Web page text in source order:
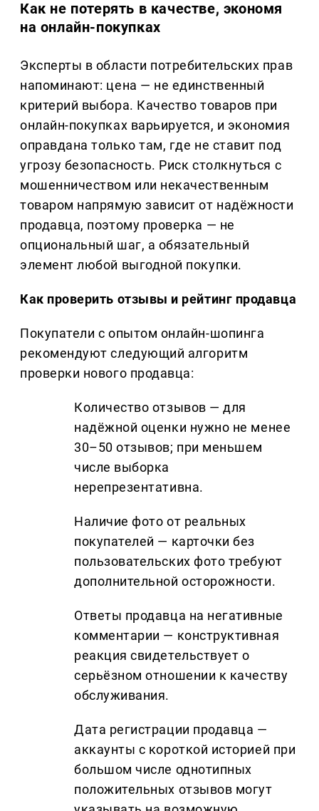
Как не потерять в качестве, экономя
на онлайн-покупках
Эксперты в области потребительских прав
напоминают: цена — не единственный
критерий выбора. Качество товаров при
онлайн-покупках варьируется, и экономия
оправдана только там, где не ставит под
угрозу безопасность. Риск столкнуться с
мошенничеством или некачественным
товаром напрямую зависит от надёжности
продавца, поэтому проверка — не
опциональный шаг, а обязательный
элемент любой выгодной покупки.
Как проверить отзывы и рейтинг продавца
Покупатели с опытом онлайн-шопинга
рекомендуют следующий алгоритм
проверки нового продавца:
Количество отзывов — для
надёжной оценки нужно не менее
30–50 отзывов; при меньшем
числе выборка
нерепрезентативна.
Наличие фото от реальных
покупателей — карточки без
пользовательских фото требуют
дополнительной осторожности.
Ответы продавца на негативные
комментарии — конструктивная
реакция свидетельствует о
серьёзном отношении к качеству
обслуживания.
Дата регистрации продавца —
аккаунты с короткой историей при
большом числе однотипных
положительных отзывов могут